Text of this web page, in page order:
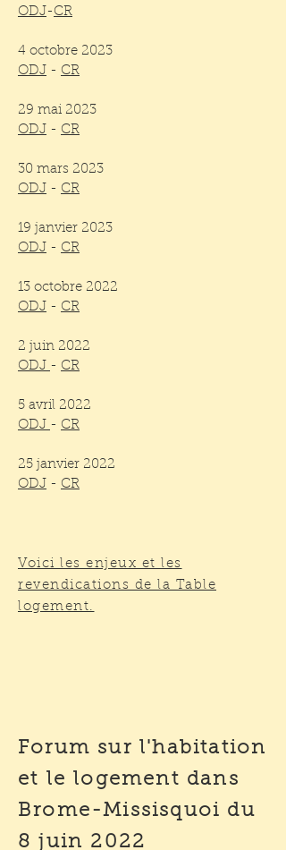
ODJ - CR
4 octobre 2023
ODJ - CR
29 mai 2023
ODJ - CR
30 mars 2023
ODJ - CR
19 janvier 2023
ODJ - CR
13 octobre 2022
ODJ - CR
2 juin 2022
ODJ - CR
5 avril 2022
ODJ - CR
25 janvier 2022
ODJ - CR
Voici les enjeux et les
revendications de la Table
logement.
Forum sur l'habitation
et le logement dans
Brome-Missisquoi du
8 juin 2022